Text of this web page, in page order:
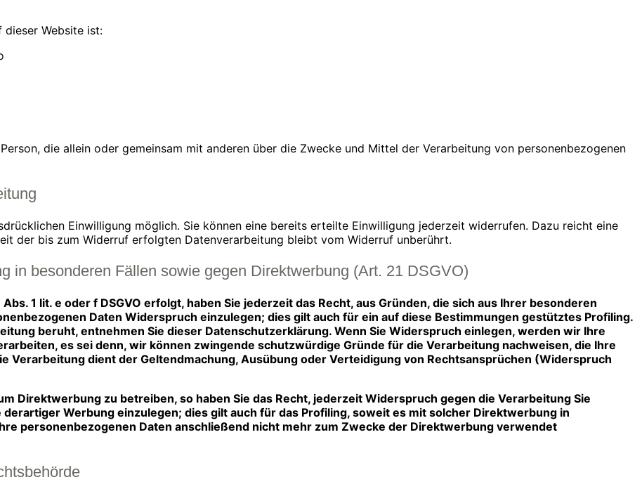
Website ist:
die allein oder gemeinsam mit anderen über die Zwecke und Mittel der Verarbeitung von personenbezogenen
Einwilligung möglich. Sie können eine bereits erteilte Einwilligung jederzeit widerrufen. Dazu reicht eine
der bis zum Widerruf erfolgten Datenverarbeitung bleibt vom Widerruf unberührt.
in besonderen Fällen sowie gegen Direktwerbung (Art. 21 DSGVO)
1 lit. e oder f DSGVO erfolgt, haben Sie jederzeit das Recht, aus Gründen, die sich aus Ihrer besonderen
Daten Widerspruch einzulegen; dies gilt auch für ein auf diese Bestimmungen gestütztes Profiling.
beruht, entnehmen Sie dieser Datenschutzerklärung. Wenn Sie Widerspruch einlegen, werden wir Ihre
es sei denn, wir können zwingende schutzwürdige Gründe für die Verarbeitung nachweisen, die Ihre
Verarbeitung dient der Geltendmachung, Ausübung oder Verteidigung von Rechtsansprüchen (Widerspruch
Direktwerbung zu betreiben, so haben Sie das Recht, jederzeit Widerspruch gegen die Verarbeitung Sie
Werbung einzulegen; dies gilt auch für das Profiling, soweit es mit solcher Direktwerbung in
personenbezogenen Daten anschließend nicht mehr zum Zwecke der Direktwerbung verwendet